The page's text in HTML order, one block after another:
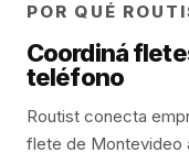
POR QUÉ
Coordiná
teléfono
Routist conecta
flete de Montevideo